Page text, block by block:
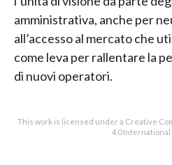
amministrativa, anche per
all’accesso al mercato che
come leva per rallentare la
di nuovi operatori.
This work is licensed under a Creative
4.0